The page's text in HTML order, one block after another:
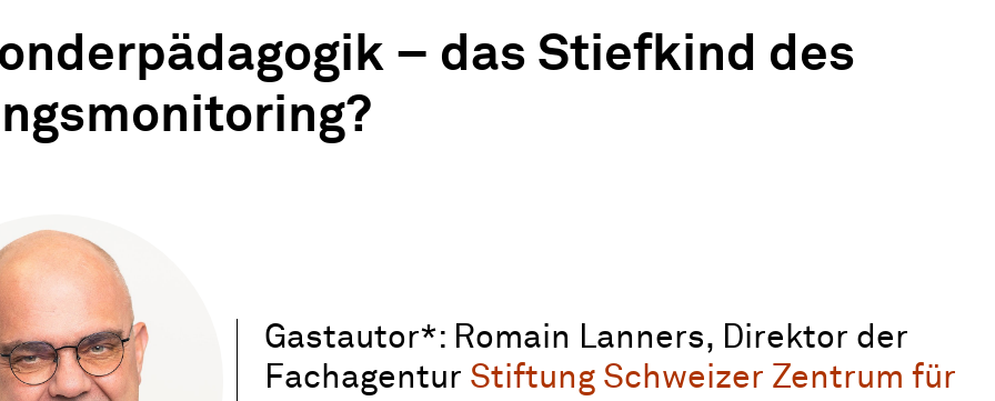
– das Stiefkind des
Gastautor*: Romain Lanners, Direktor der
Fachagentur Stiftung Schweizer Zentrum für